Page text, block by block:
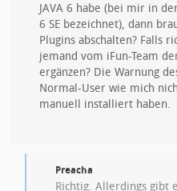
JAVA 6 habe (bei mir in
6 SE bezeichnet), dann
Plugins abschalten? Falls
jemand vom iFun-Team
ergänzen? Die Warnung
Normal-User wie mich
manuell installiert haben.
Preacha
Richtig. Allerdings gibt